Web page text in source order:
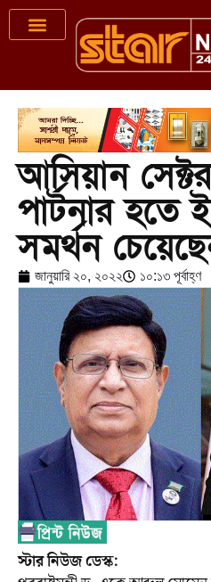
আসিয়ান
পার্টনার হতে
সমর্থন
জানুয়ারি ২০, ২০২২ ১০:১৩ পূর্বাহ্ণ
স্টার নিউজ ডেস্ক: